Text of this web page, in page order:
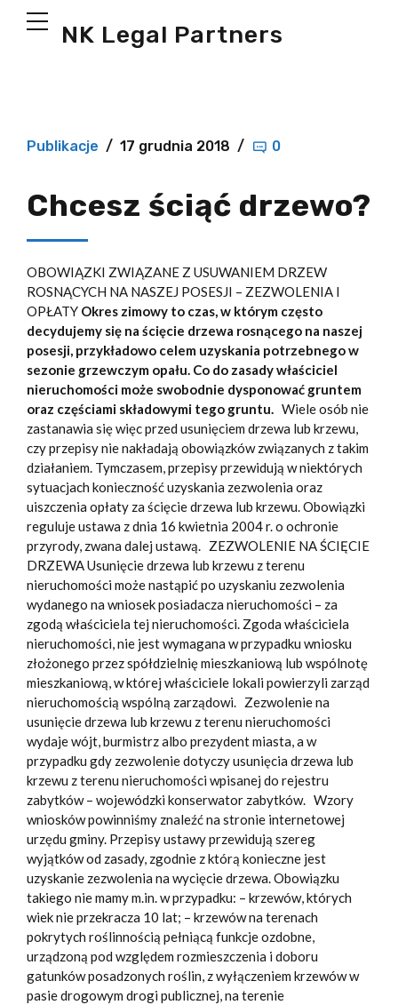
NK Legal Partners
Publikacje 17 grudnia 2018 0
Chcesz ściąć drzewo?
OBOWIĄZKI ZWIĄZANE Z USUWANIEM DRZEW
ROSNĄCYCH NA NASZEJ POSESJI – ZEZWOLENIA I
OPŁATY Okres zimowy to czas, w którym często
decydujemy się na ścięcie drzewa rosnącego na naszej
posesji, przykładowo celem uzyskania potrzebnego w
sezonie grzewczym opału. Co do zasady właściciel
nieruchomości może swobodnie dysponować gruntem
oraz częściami składowymi tego gruntu. Wiele osób nie
zastanawia się więc przed usunięciem drzewa lub krzewu,
czy przepisy nie nakładają obowiązków związanych z takim
działaniem. Tymczasem, przepisy przewidują w niektórych
sytuacjach konieczność uzyskania zezwolenia oraz
uiszczenia opłaty za ścięcie drzewa lub krzewu. Obowiązki
reguluje ustawa z dnia 16 kwietnia 2004 r. o ochronie
przyrody, zwana dalej ustawą. ZEZWOLENIE NA ŚCIĘCIE
DRZEWA Usunięcie drzewa lub krzewu z terenu
nieruchomości może nastąpić po uzyskaniu zezwolenia
wydanego na wniosek posiadacza nieruchomości – za
zgodą właściciela tej nieruchomości. Zgoda właściciela
nieruchomości, nie jest wymagana w przypadku wniosku
złożonego przez spółdzielnię mieszkaniową lub wspólnotę
mieszkaniową, w której właściciele lokali powierzyli zarząd
nieruchomością wspólną zarządowi. Zezwolenie na
usunięcie drzewa lub krzewu z terenu nieruchomości
wydaje wójt, burmistrz albo prezydent miasta, a w
przypadku gdy zezwolenie dotyczy usunięcia drzewa lub
krzewu z terenu nieruchomości wpisanej do rejestru
zabytków – wojewódzki konserwator zabytków. Wzory
wniosków powinniśmy znaleźć na stronie internetowej
urzędu gminy. Przepisy ustawy przewidują szereg
wyjątków od zasady, zgodnie z którą konieczne jest
uzyskanie zezwolenia na wycięcie drzewa. Obowiązku
takiego nie mamy m.in. w przypadku: – krzewów, których
wiek nie przekracza 10 lat; – krzewów na terenach
pokrytych roślinnością pełniącą funkcje ozdobne,
urządzoną pod względem rozmieszczenia i doboru
gatunków posadzonych roślin, z wyłączeniem krzewów w
pasie drogowym drogi publicznej, na terenie